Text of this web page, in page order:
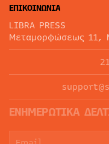
ΕΠΙΚΟΙΝΩΝΙΑ
LIBRA PRESS
Μεταμορφώσεως 11,
ΕΝΗΜΕΡΩΤΙΚΑ